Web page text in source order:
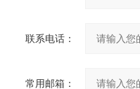
联系电话：
常用邮箱：